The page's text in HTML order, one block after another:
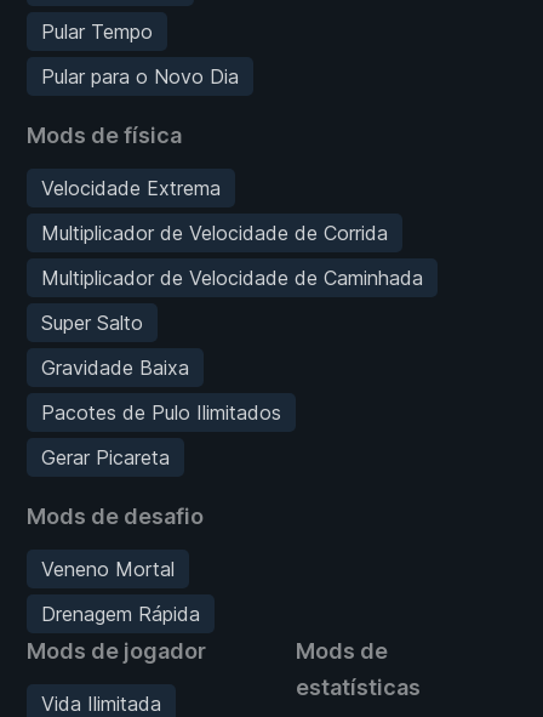
Pular Tempo
Pular para o Novo Dia
Mods de física
Velocidade Extrema
Multiplicador de Velocidade de Corrida
Multiplicador de Velocidade de Caminhada
Super Salto
Gravidade Baixa
Pacotes de Pulo Ilimitados
Gerar Picareta
Mods de desafio
Veneno Mortal
Drenagem Rápida
Mods de jogador
Vida Ilimitada
Mods de
estatísticas